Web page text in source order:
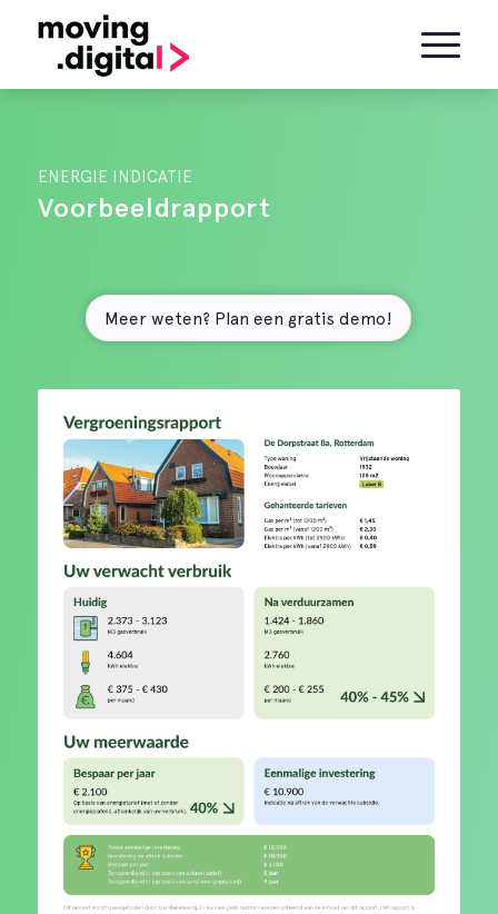
ENERGIE INDICATIE
Voorbeeldrapport
Meer weten? Plan een gratis demo!